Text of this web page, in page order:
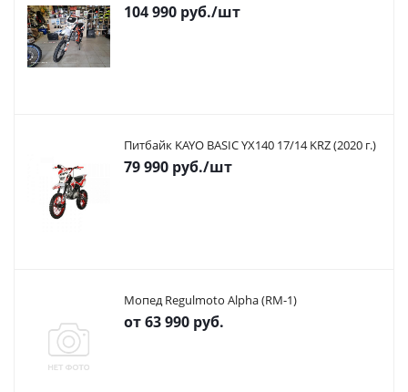
104 990 руб./шт
Питбайк KAYO BASIC YX140 17/14 KRZ (2020 г.)
79 990 руб./шт
Мопед Regulmoto Alpha (RM-1)
от63 990 руб.